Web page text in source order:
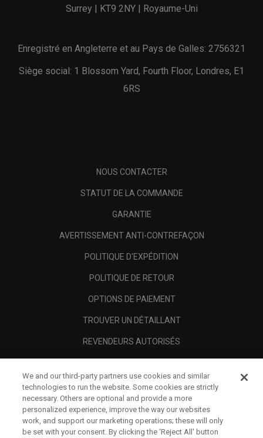
Surrey | KT9 2NY | Royaume-Uni
Enregistré en Angleterre et au Pays de Galles: 2756321
Siège social: 1 Blossom Yard, Fourth Floor, Londres, E1
6RS
NOUS CONTACTER
STATUT DE LA COMMANDE
GARANTIE
AVERTISSEMENT ANTI-CONTREFAÇON
POLITIQUE D'EXPÉDITION
POLITIQUE DE RETOUR
OPTIONS DE PAIEMENT
TROUVER UN DÉTAILLANT
REVENDEURS AUTORISÉS
A PROPOS
MENTIONS LÉGALES
We and our third-party partners use cookies and similar
technologies to run the website. Some cookies are strictly
necessary. Others are optional and provide a more
personalized experience, improve the way our websites
work, and support our marketing operations; these will only
be set with your consent. By clicking the ‘Reject All' button